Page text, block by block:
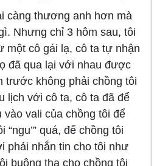
càng thương anh hơn mà
Nhưng chỉ 3 hôm sau, tôi
một cô gái lạ, cô ta tự nhận
đã qua lại với nhau được
trước không phải chồng tôi
lịch với cô ta, cô ta đã để
vào vali của chồng tôi để
quá, để chồng tôi
phải nhắn tin cho tôi như
buông tha cho chồng tôi